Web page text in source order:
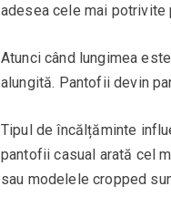
adesea cele mai potrivite
Atunci când lungimea
alungită. Pantofii devin
Tipul de încălțăminte
pantofii casual arată cel
sau modelele cropped